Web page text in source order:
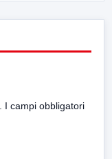
I campi obbligatori